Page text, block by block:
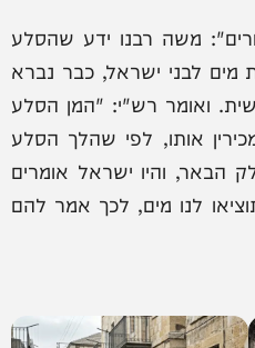
משה רבנו ידע שהסלע
מים לבני ישראל, כבר נברא
ואומר רש"י: "המן הסלע
אותו, לפי שהלך הסלע
הבאר, והיו ישראל אומרים
לנו מים, לכך אמר להם